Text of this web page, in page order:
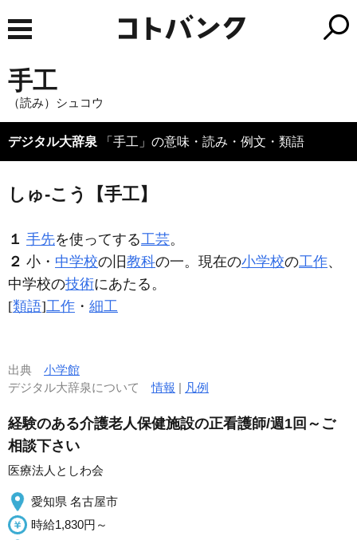
手工
（読み）シュコウ
デジタル大辞泉 「手工」の意味・読み・例文・類語
しゅ‐こう【手工】
１ 手先を使ってする工芸。
２ 小・ 中学校の旧教科の一。現在の小学校の工作、
中学校の技術にあたる。
[類語]工作 ・ 細工
出典 小学館
デジタル大辞泉について情報 | 凡例
経験のある介護老人保健施設の正看護師/週1回～ご
相談下さい
医療法人としわ会
愛知県 名古屋市
時給1,830円～